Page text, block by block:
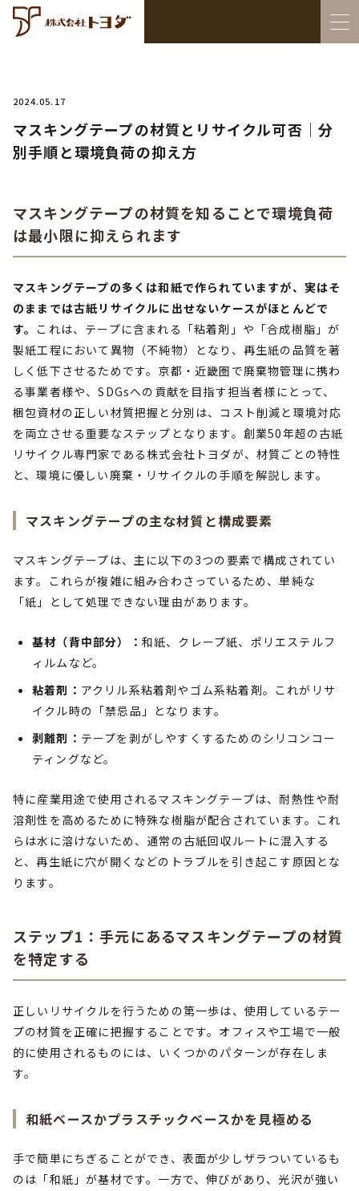
2024.05.17
マスキングテープの材質とリサイクル可否｜分
別手順と環境負荷の抑え方
マスキングテープの材質を知ることで環境負荷
は最小限に抑えられます
マスキングテープの多くは和紙で作られていますが、実はそ
のままでは古紙リサイクルに出せないケースがほとんどで
す。 これは、テープに含まれる「粘着剤」や「合成樹脂」が
製紙工程において異物（不純物）となり、再生紙の品質を著
しく低下させるためです。京都・近畿圏で廃棄物管理に携わ
る事業者様や、SDGsへの貢献を目指す担当者様にとって、
梱包資材の正しい材質把握と分別は、コスト削減と環境対応
を両立させる重要なステップとなります。創業50年超の古紙
リサイクル専門家である株式会社トヨダが、材質ごとの特性
と、環境に優しい廃棄・リサイクルの手順を解説します。
マスキングテープの主な材質と構成要素
マスキングテープは、主に以下の3つの要素で構成されてい
ます。これらが複雑に組み合わさっているため、単純な
「紙」として処理できない理由があります。
基材（背中部分）： 和紙、クレープ紙、ポリエステルフ
ィルムなど。
粘着剤： アクリル系粘着剤やゴム系粘着剤。これがリサ
イクル時の「禁忌品」となります。
剥離剤： テープを剥がしやすくするためのシリコンコー
ティングなど。
特に産業用途で使用されるマスキングテープは、耐熱性や耐
溶剤性を高めるために特殊な樹脂が配合されています。これ
らは水に溶けないため、通常の古紙回収ルートに混入する
と、再生紙に穴が開くなどのトラブルを引き起こす原因とな
ります。
ステップ1：手元にあるマスキングテープの材質
を特定する
正しいリサイクルを行うための第一歩は、使用しているテー
プの材質を正確に把握することです。オフィスや工場で一般
的に使用されるものには、いくつかのパターンが存在しま
す。
和紙ベースかプラスチックベースかを見極める
手で簡単にちぎることができ、表面が少しザラついているも
のは「和紙」が基材です。一方で、伸びがあり、光沢が強い